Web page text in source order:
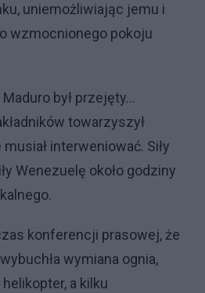
uniemożliwiając jemu i
wzmocnionego pokoju
był przejęty...
towarzyszył
interweniować. Siły
Wenezuelę około godziny
konferencji prasowej, że
wymiana ognia,
a kilku